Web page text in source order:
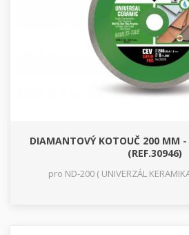
DIAMANTOVÝ KOTOUČ 200 MM -
(REF.30946)
pro ND-200 ( UNIVERZÁL